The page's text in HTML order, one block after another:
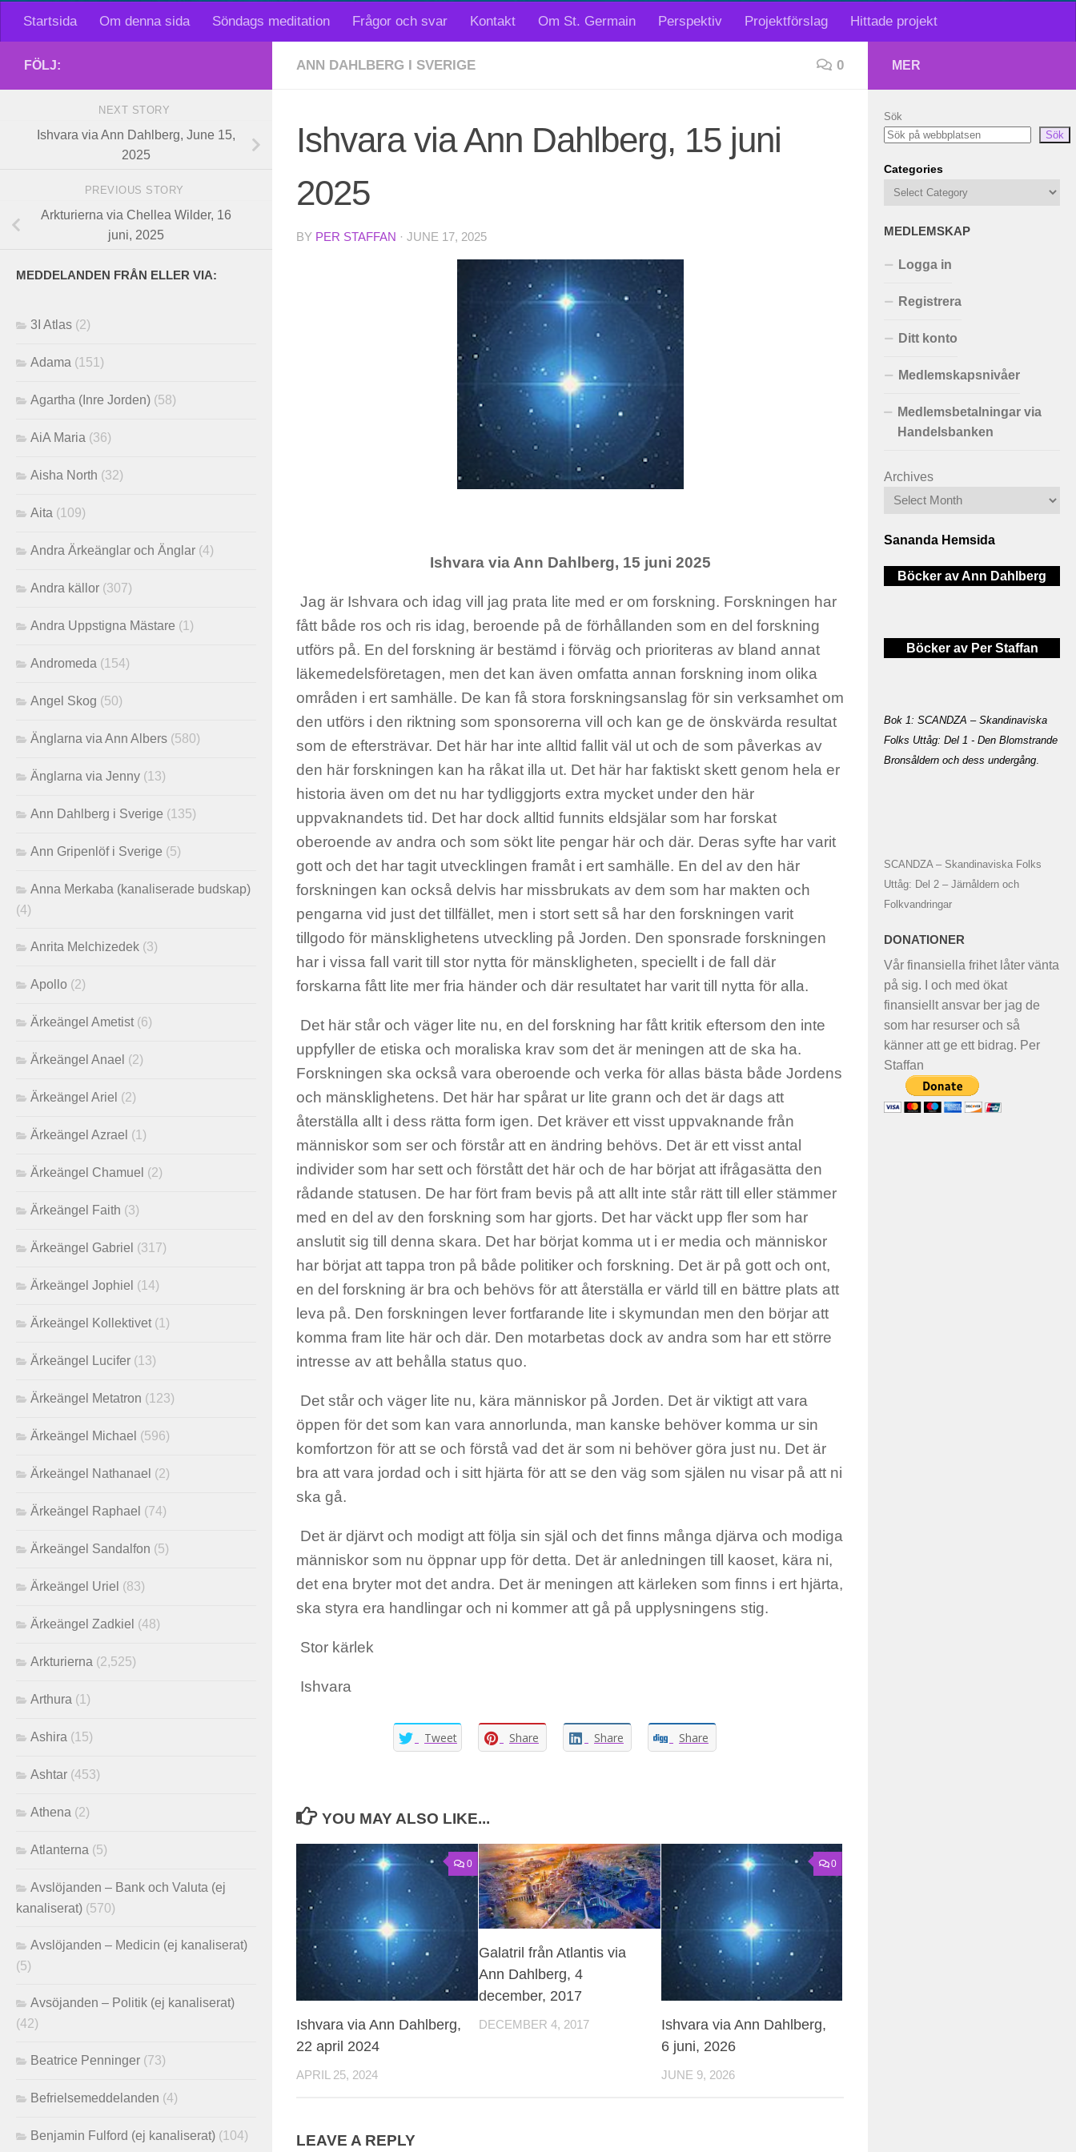
Startsida Om denna sida Söndags meditation Frågor och svar Kontakt Om St. Germain Perspektiv Projektförslag Hittade projekt
ANN DAHLBERG I SVERIGE 0
Ishvara via Ann Dahlberg, 15 juni
2025
BY PER STAFFAN · JUNE 17, 2025
Ishvara via Ann Dahlberg, 15 juni 2025
Jag är Ishvara och idag vill jag prata lite med er om forskning. Forskningen har
fått både ros och ris idag, beroende på de förhållanden som en del forskning
utförs på. En del forskning är bestämd i förväg och prioriteras av bland annat
läkemedelsföretagen, men det kan även omfatta annan forskning inom olika
områden i ert samhälle. De kan få stora forskningsanslag för sin verksamhet om
den utförs i den riktning som sponsorerna vill och kan ge de önskvärda resultat
som de eftersträvar. Det här har inte alltid fallit väl ut och de som påverkas av
den här forskningen kan ha råkat illa ut. Det här har faktiskt skett genom hela er
historia även om det nu har tydliggjorts extra mycket under den här
uppvaknandets tid. Det har dock alltid funnits eldsjälar som har forskat
oberoende av andra och som sökt lite pengar här och där. Deras syfte har varit
gott och det har tagit utvecklingen framåt i ert samhälle. En del av den här
forskningen kan också delvis har missbrukats av dem som har makten och
pengarna vid just det tillfället, men i stort sett så har den forskningen varit
tillgodo för mänsklighetens utveckling på Jorden. Den sponsrade forskningen
har i vissa fall varit till stor nytta för mänskligheten, speciellt i de fall där
forskarna fått lite mer fria händer och där resultatet har varit till nytta för alla.
Det här står och väger lite nu, en del forskning har fått kritik eftersom den inte
uppfyller de etiska och moraliska krav som det är meningen att de ska ha.
Forskningen ska också vara oberoende och verka för allas bästa både Jordens
och mänsklighetens. Det här har spårat ur lite grann och det är dags att
återställa allt i dess rätta form igen. Det kräver ett visst uppvaknande från
människor som ser och förstår att en ändring behövs. Det är ett visst antal
individer som har sett och förstått det här och de har börjat att ifrågasätta den
rådande statusen. De har fört fram bevis på att allt inte står rätt till eller stämmer
med en del av den forskning som har gjorts. Det har väckt upp fler som har
anslutit sig till denna skara. Det har börjat komma ut i er media och människor
har börjat att tappa tron på både politiker och forskning. Det är på gott och ont,
en del forskning är bra och behövs för att återställa er värld till en bättre plats att
leva på. Den forskningen lever fortfarande lite i skymundan men den börjar att
komma fram lite här och där. Den motarbetas dock av andra som har ett större
intresse av att behålla status quo.
Det står och väger lite nu, kära människor på Jorden. Det är viktigt att vara
öppen för det som kan vara annorlunda, man kanske behöver komma ur sin
komfortzon för att se och förstå vad det är som ni behöver göra just nu. Det är
bra att vara jordad och i sitt hjärta för att se den väg som själen nu visar på att ni
ska gå.
Det är djärvt och modigt att följa sin själ och det finns många djärva och modiga
människor som nu öppnar upp för detta. Det är anledningen till kaoset, kära ni,
det ena bryter mot det andra. Det är meningen att kärleken som finns i ert hjärta,
ska styra era handlingar och ni kommer att gå på upplysningens stig.
Stor kärlek
Ishvara
Tweet Share Share Share
YOU MAY ALSO LIKE...
0
Ishvara via Ann Dahlberg,
22 april 2024
APRIL 25, 2024
Galatril från Atlantis via
Ann Dahlberg, 4
december, 2017
DECEMBER 4, 2017
0
Ishvara via Ann Dahlberg,
6 juni, 2026
JUNE 9, 2026
LEAVE A REPLY
FÖLJ:
NEXT STORY
Ishvara via Ann Dahlberg, June 15,
2025
PREVIOUS STORY
Arkturierna via Chellea Wilder, 16
juni, 2025
MEDDELANDEN FRÅN ELLER VIA:
3I Atlas (2)
Adama (151)
Agartha (Inre Jorden) (58)
AiA Maria (36)
Aisha North (32)
Aita (109)
Andra Ärkeänglar och Änglar (4)
Andra källor (307)
Andra Uppstigna Mästare (1)
Andromeda (154)
Angel Skog (50)
Änglarna via Ann Albers (580)
Änglarna via Jenny (13)
Ann Dahlberg i Sverige (135)
Ann Gripenlöf i Sverige (5)
Anna Merkaba (kanaliserade budskap)
(4)
Anrita Melchizedek (3)
Apollo (2)
Ärkeängel Ametist (6)
Ärkeängel Anael (2)
Ärkeängel Ariel (2)
Ärkeängel Azrael (1)
Ärkeängel Chamuel (2)
Ärkeängel Faith (3)
Ärkeängel Gabriel (317)
Ärkeängel Jophiel (14)
Ärkeängel Kollektivet (1)
Ärkeängel Lucifer (13)
Ärkeängel Metatron (123)
Ärkeängel Michael (596)
Ärkeängel Nathanael (2)
Ärkeängel Raphael (74)
Ärkeängel Sandalfon (5)
Ärkeängel Uriel (83)
Ärkeängel Zadkiel (48)
Arkturierna (2,525)
Arthura (1)
Ashira (15)
Ashtar (453)
Athena (2)
Atlanterna (5)
Avslöjanden – Bank och Valuta (ej
kanaliserat) (570)
Avslöjanden – Medicin (ej kanaliserat)
(5)
Avsöjanden – Politik (ej kanaliserat)
(42)
Beatrice Penninger (73)
Befrielsemeddelanden (4)
Benjamin Fulford (ej kanaliserat) (104)
MER
Sök
Sök
Categories
MEDLEMSKAP
Logga in
Registrera
Ditt konto
Medlemskapsnivåer
Medlemsbetalningar via
Handelsbanken
Archives
Sananda Hemsida
Böcker av Ann Dahlberg
Böcker av Per Staffan
Bok 1: SCANDZA – Skandinaviska
Folks Uttåg: Del 1 - Den Blomstrande
Bronsåldern och dess undergång.
SCANDZA – Skandinaviska Folks
Uttåg: Del 2 – Järnåldern och
Folkvandringar
DONATIONER
Vår finansiella frihet låter vänta
på sig. I och med ökat
finansiellt ansvar ber jag de
som har resurser och så
känner att ge ett bidrag. Per
Staffan